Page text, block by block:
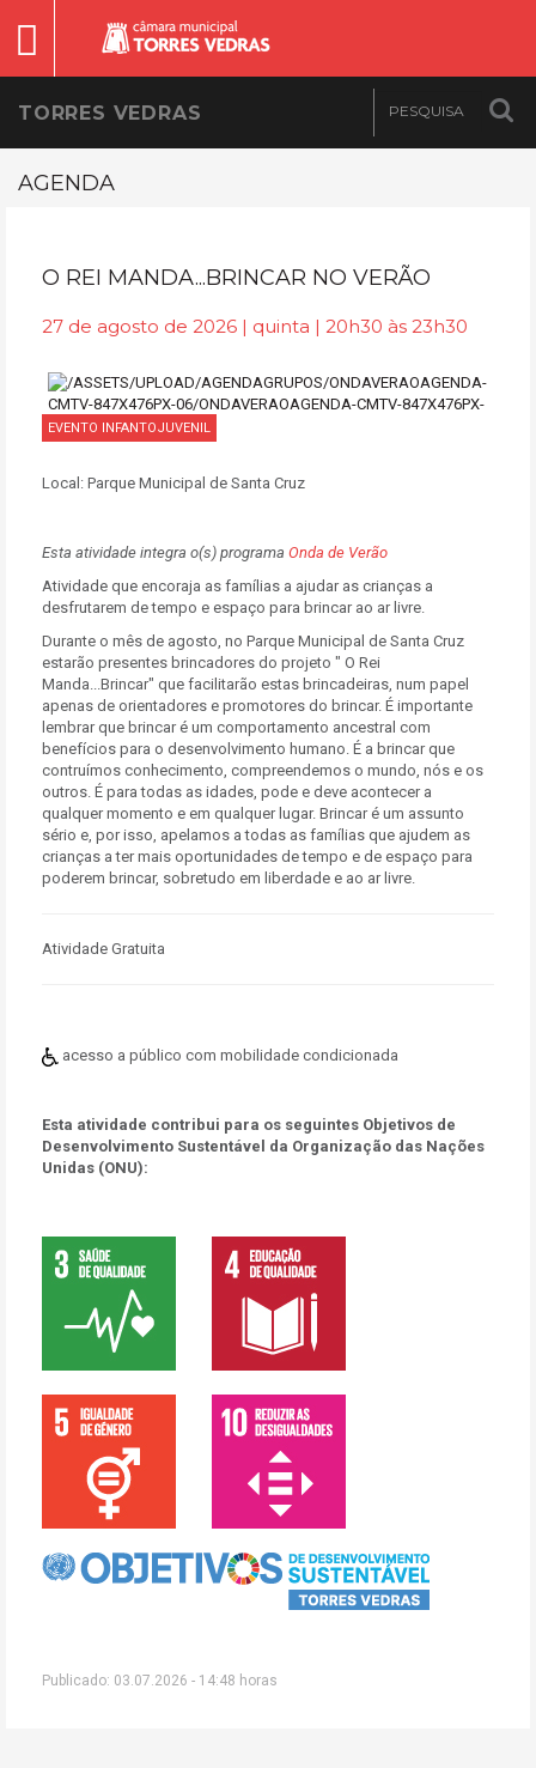
TORRES VEDRAS
AGENDA
O REI MANDA...BRINCAR NO VERÃO
27 de agosto de 2026 | quinta | 20h30 às 23h30
EVENTO INFANTOJUVENIL
Local: Parque Municipal de Santa Cruz
Esta atividade integra o(s) programa Onda de Verão
Atividade que encoraja as famílias a ajudar as crianças a
desfrutarem de tempo e espaço para brincar ao ar livre.
Durante o mês de agosto, no Parque Municipal de Santa Cruz
estarão presentes brincadores do projeto " O Rei
Manda...Brincar" que facilitarão estas brincadeiras, num papel
apenas de orientadores e promotores do brincar. É importante
lembrar que brincar é um comportamento ancestral com
benefícios para o desenvolvimento humano. É a brincar que
contruímos conhecimento, compreendemos o mundo, nós e os
outros. É para todas as idades, pode e deve acontecer a
qualquer momento e em qualquer lugar. Brincar é um assunto
sério e, por isso, apelamos a todas as famílias que ajudem as
crianças a ter mais oportunidades de tempo e de espaço para
poderem brincar, sobretudo em liberdade e ao ar livre.
Atividade Gratuita
acesso a público com mobilidade condicionada
Esta atividade contribui para os seguintes Objetivos de
Desenvolvimento Sustentável da Organização das Nações
Unidas (ONU):
Publicado: 03.07.2026 - 14:48 horas